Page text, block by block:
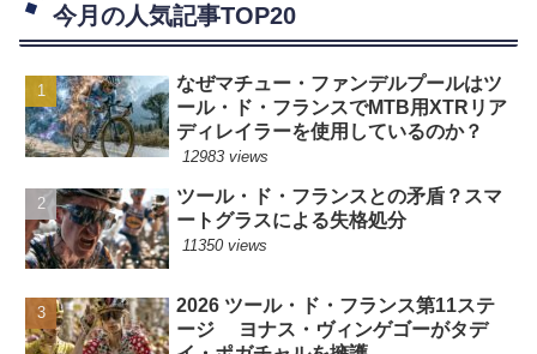
今月の人気記事TOP20
なぜマチュー・ファンデルプールはツ
ール・ド・フランスでMTB用XTRリア
ディレイラーを使用しているのか？
12983 views
ツール・ド・フランスとの矛盾？スマ
ートグラスによる失格処分
11350 views
2026 ツール・ド・フランス第11ステ
ージ ヨナス・ヴィンゲゴーがタデ